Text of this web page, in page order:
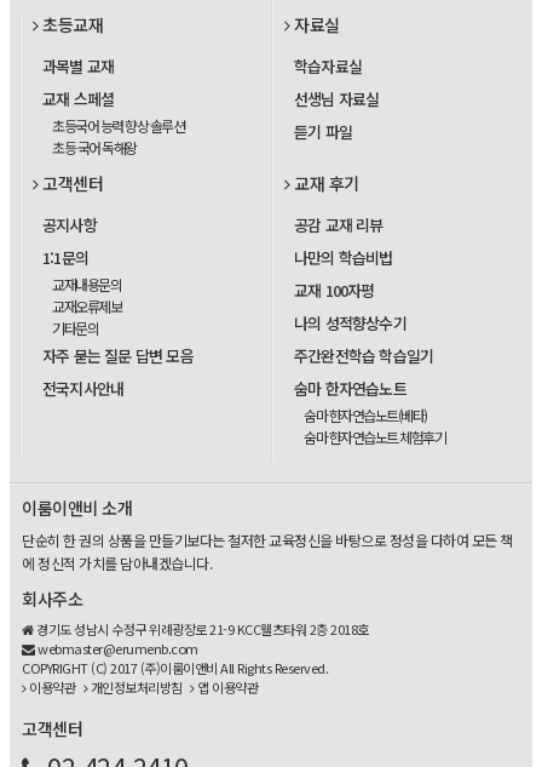
초등교재
과목별 교재
교재 스페셜
초등국어 능력 향상 솔루션
초등 국어 독해왕
자료실
학습자료실
선생님 자료실
듣기 파일
고객센터
공지사항
1:1문의
교재내용문의
교재오류제보
기타문의
자주 묻는 질문 답변 모음
전국지사안내
교재 후기
공감 교재 리뷰
나만의 학습비법
교재 100자평
나의 성적향상수기
주간완전학습 학습일기
숨마 한자연습노트
숨마 한자연습노트(베타)
숨마 한자연습노트 체험후기
이룸이앤비 소개
단순히 한 권의 상품을 만들기보다는 철저한 교육정신을 바탕으로 정성을 다하여 모든 책
에 정신적 가치를 담아내겠습니다.
회사주소
경기도 성남시 수정구 위례광장로 21-9 KCC웰츠타워 2층 2018호
webmaster@erumenb.com
COPYRIGHT (C) 2017 (주)이룸이앤비 All Rights Reserved.
이용약관
개인정보처리방침 앱 이용약관
고객센터